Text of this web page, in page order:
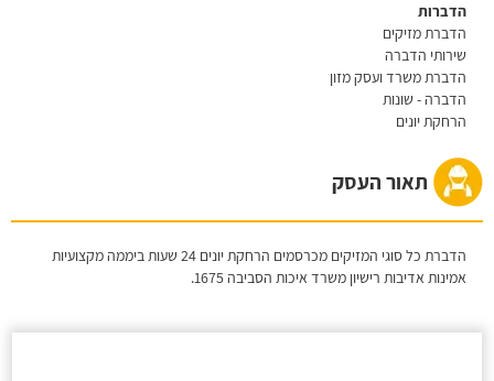
הדברות
הדברת מזיקים
שירותי הדברה
הדברת משרד ועסק מזון
הדברה - שונות
הרחקת יונים
תאור העסק
הדברת כל סוגי המזיקים מכרסמים הרחקת יונים 24 שעות ביממה מקצועיות
אמינות אדיבות רישיון משרד איכות הסביבה 1675.